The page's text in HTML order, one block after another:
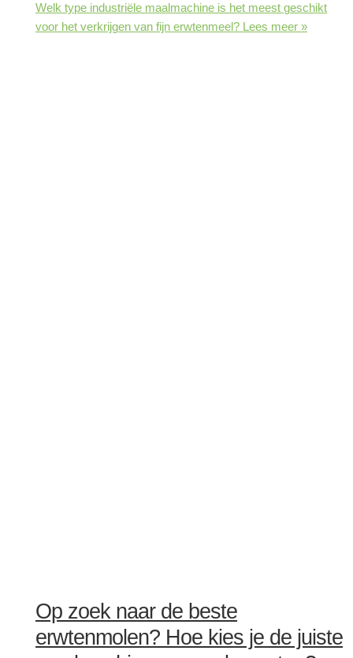
Welk type industriële maalmachine is het meest geschikt
voor het verkrijgen van fijn erwtenmeel? Lees meer »
Op zoek naar de beste
erwtenmolen? Hoe kies je de juiste